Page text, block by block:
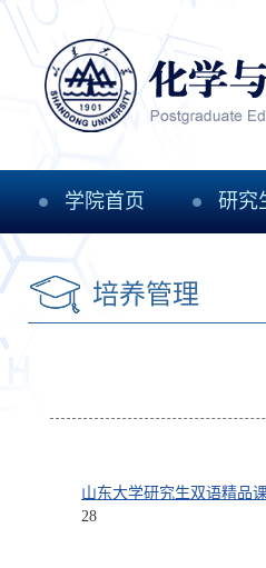
学院首页 研究
培养管理
山东大学研究生双语精品
28